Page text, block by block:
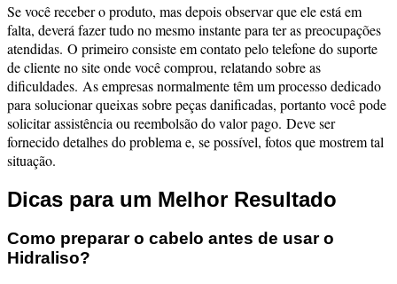
Se você receber o produto, mas depois observar que ele está em
falta, deverá fazer tudo no mesmo instante para ter as preocupações
atendidas. O primeiro consiste em contato pelo telefone do suporte
de cliente no site onde você comprou, relatando sobre as
dificuldades. As empresas normalmente têm um processo dedicado
para solucionar queixas sobre peças danificadas, portanto você pode
solicitar assistência ou reembolsão do valor pago. Deve ser
fornecido detalhes do problema e, se possível, fotos que mostrem tal
situação.
Dicas para um Melhor Resultado
Como preparar o cabelo antes de usar o
Hidraliso?